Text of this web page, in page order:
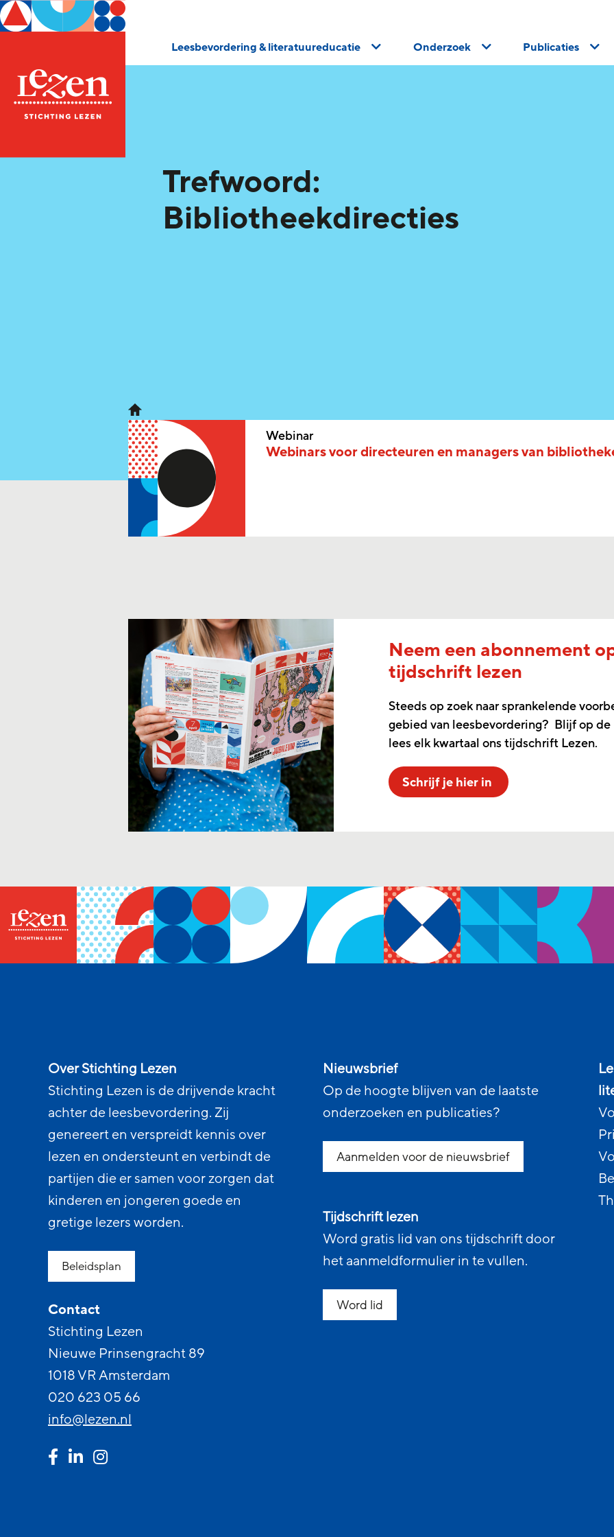
Leesbevordering & literatuureducatie Onderzoek Publicaties
Trefwoord:
Bibliotheekdirecties
Webinar
Webinars voor directeuren en managers van
Neem een abonnement
tijdschrift lezen
Steeds op zoek naar sprankelende
gebied van leesbevordering? Blijf op de
lees elk kwartaal ons tijdschrift Lezen.
Schrijf je hier in
Over Stichting Lezen
Stichting Lezen is de drijvende kracht
achter de leesbevordering. Zij
genereert en verspreidt kennis over
lezen en ondersteunt en verbindt de
partijen die er samen voor zorgen dat
kinderen en jongeren goede en
gretige lezers worden.
Beleidsplan
Contact
Stichting Lezen
Nieuwe Prinsengracht 89
1018 VR Amsterdam
020 623 05 66
info@lezen.nl
Nieuwsbrief
Op de hoogte blijven van de laatste
onderzoeken en publicaties?
Aanmelden voor de nieuwsbrief
Tijdschrift lezen
Word gratis lid van ons tijdschrift door
het aanmeldformulier in te vullen.
Word lid